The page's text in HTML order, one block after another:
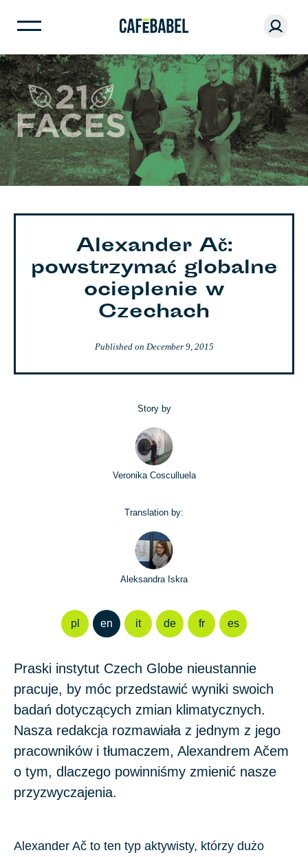
Alexander Ač:
powstrzymać globalne
ocieplenie w
Czechach
Published on December 9, 2015
Story by
Veronika Cosculluela
Translation by:
Aleksandra Iskra
pl en it de fr es
Praski instytut Czech Globe nieustannie
pracuje, by móc przedstawić wyniki swoich
badań dotyczących zmian klimatycznych.
Nasza redakcja rozmawiała z jednym z jego
pracowników i tłumaczem, Alexandrem Ačem
o tym, dlaczego powinniśmy zmienić nasze
przyzwyczajenia.
Alexander Ač to ten typ aktywisty, którzy dużo